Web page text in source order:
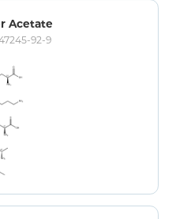
Acetate
92-9